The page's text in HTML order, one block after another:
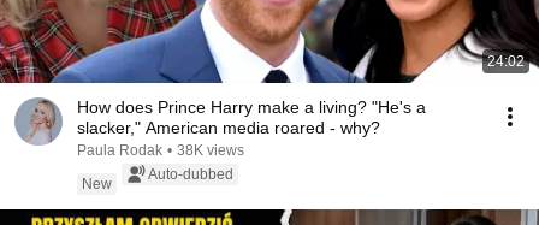
24:02
How does Prince Harry make a living? "He's a
slacker," American media roared - why?
Paula Rodak • 38K views
New
Auto-dubbed